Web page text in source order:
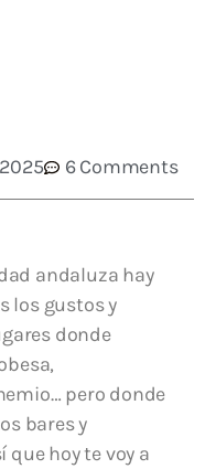
6 Comments
andaluza hay
los gustos y
donde
pero donde
bares y
que hoy te voy a